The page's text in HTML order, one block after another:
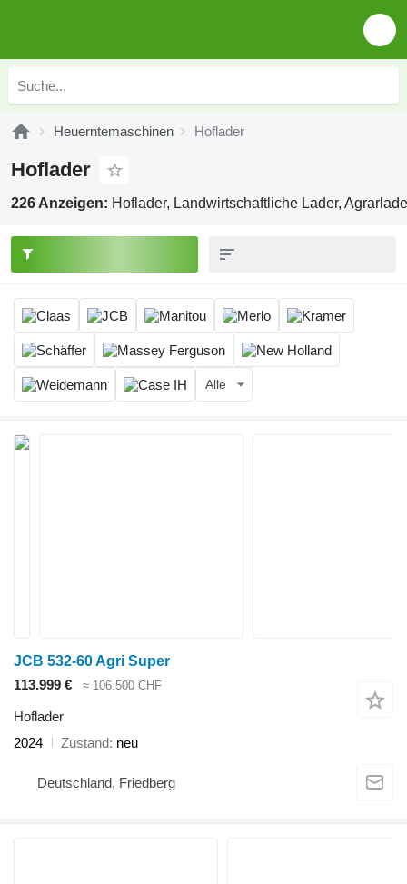
Heuerntemaschinen Hoflader
Hoflader
226 Anzeigen: Hoflader, Landwirtschaftliche Lader,
Alle
JCB 532-60 Agri Super
113.999 €
≈ 106.500 CHF
Hoflader
2024
Zustand neu
Deutschland, Friedberg